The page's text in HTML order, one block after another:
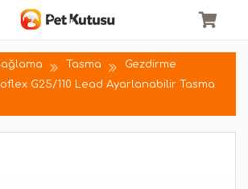
Tasma
Gezdirme
G25/110 Lead Ayarlanabilir Tasma